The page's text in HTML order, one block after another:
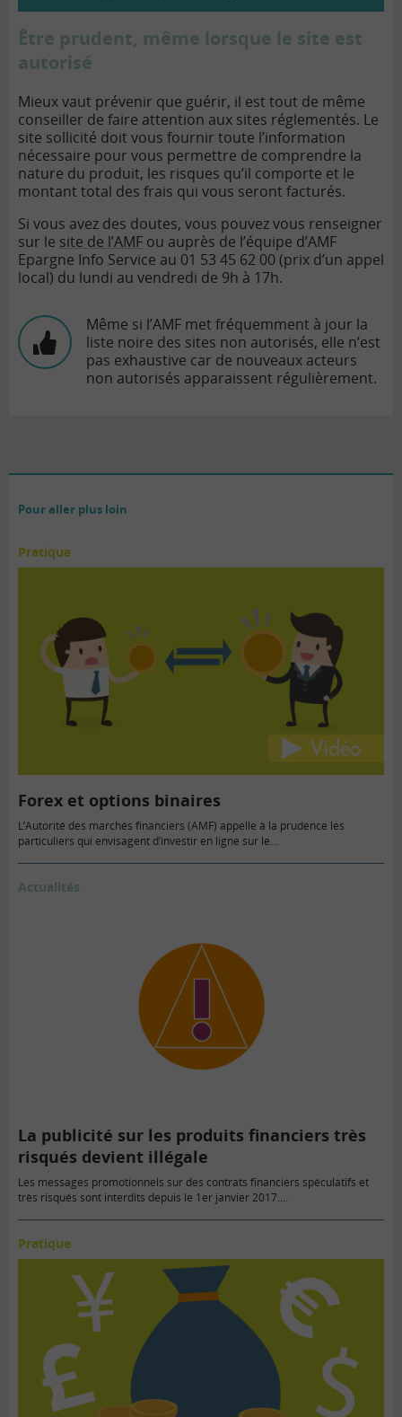
Être prudent, même lorsque le site est
autorisé
Mieux vaut prévenir que guérir, il est tout de même
conseiller de faire attention aux sites réglementés. Le
site sollicité doit vous fournir toute l’information
nécessaire pour vous permettre de comprendre la
nature du produit, les risques qu’il comporte et le
montant total des frais qui vous seront facturés.
Si vous avez des doutes, vous pouvez vous renseigner
sur le site de l’AMF ou auprès de l’équipe d’AMF
Epargne Info Service au 01 53 45 62 00 (prix d’un appel
local) du lundi au vendredi de 9h à 17h.
Même si l’AMF met fréquemment à jour la
liste noire des sites non autorisés, elle n’est
pas exhaustive car de nouveaux acteurs
non autorisés apparaissent régulièrement.
Pour aller plus loin
Pratique
Forex et options binaires
L’Autorité des marchés financiers (AMF) appelle à la prudence les
particuliers qui envisagent d’investir en ligne sur le…
Actualités
La publicité sur les produits financiers très
risqués devient illégale
Les messages promotionnels sur des contrats financiers spéculatifs et
très risqués sont interdits depuis le 1er janvier 2017.…
Pratique